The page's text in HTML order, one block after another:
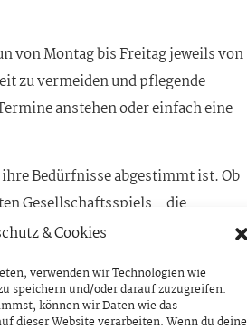
& Cookies
verwenden wir Technologien wie
speichern und/oder darauf zuzugreifen.
können wir Daten wie das
dieser Website verarbeiten. Wenn du deine
von Montag bis Freitag jeweils von
zu vermeiden und pflegende
anstehen oder einfach eine
Bedürfnisse abgestimmt ist. Ob
Gesellschaftsspiels – die
und schafft soziale Kontakte.
gemeinsame Sommerausflüge
Alltagsbegleitung